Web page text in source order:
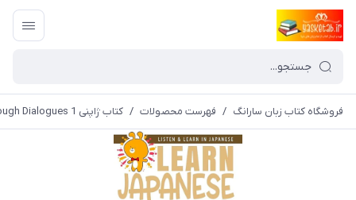
فروشگاه کتاب زبان سارانگ / فهرست محصولات / کتاب ژاپنی Learn Japanese through Dialogues 1